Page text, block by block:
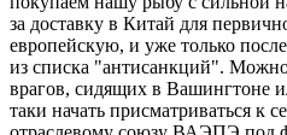
за доставку в Китай для
европейскую, и уже только
из списка "антисанкций".
врагов, сидящих в Вашингтоне
таки начать присматриваться к